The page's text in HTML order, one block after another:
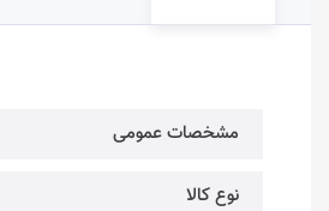
مشخصات عمومی
نوع کالا